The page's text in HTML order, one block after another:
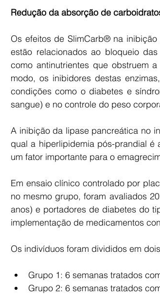
Redução da absorção de
Os efeitos de SlimCarb® na
estão relacionados ao bloqueio
como antinutrientes que obstruem
modo, os inibidores destas
condições como o diabetes e
sangue) e no controle do peso
A inibição da lipase pancreática no
qual a hiperlipidemia pós-prandial é
um fator importante para o
Em ensaio clínico controlado por
no mesmo grupo, foram avaliados
anos) e portadores de diabetes do
implementação de medicamentos
Os indivíduos foram divididos em
Grupo 1: 6 semanas tratados
Grupo 2: 6 semanas tratados